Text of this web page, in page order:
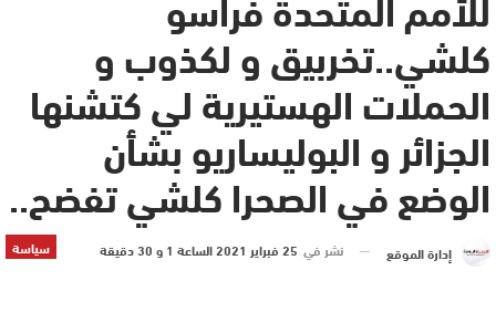
كلشي..تخربيق و لكذوب و
الحملات الهستيرية لي كتشنها
الجزائر و البوليساريو بشأن
الوضع في الصحرا كلشي تفضح..
سياسة إدارة الموقع نشر في 25 فبراير 2021 الساعة 1 و 30 دقيقة